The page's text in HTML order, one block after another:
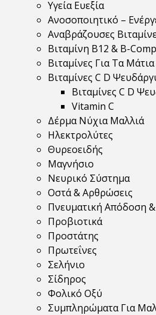
Υγεία Ευεξία
Ανοσοποιητικό –
Αναβράζουσες
Βιταμίνη B12 & Β-
Βιταμίνες Για Τα Μάτια
Βιταμίνες C D
Βιταμίνες C D
Vitamin C
Δέρμα Νύχια Μαλλιά
Ηλεκτρολύτες
Θυρεοειδής
Μαγνήσιο
Νευρικό Σύστημα
Οστά & Αρθρώσεις
Πνευματική Απόδοση
Προβιοτικά
Προστάτης
Πρωτεΐνες
Σελήνιο
Σίδηρος
Φολικό Οξύ
Συμπληρώματα Για